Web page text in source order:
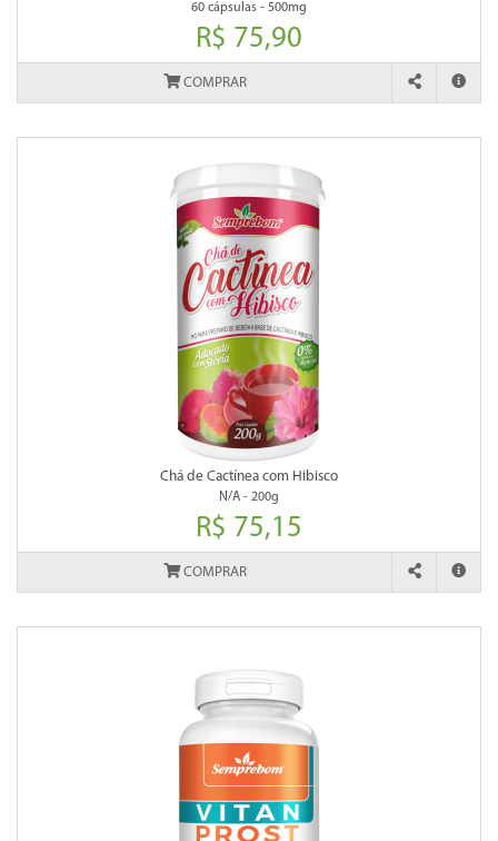
60 cápsulas - 500mg
R$ 75,90
COMPRAR
Chá de Cactínea com Hibisco
N/A - 200g
R$ 75,15
COMPRAR